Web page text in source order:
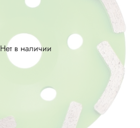
Нет в наличии